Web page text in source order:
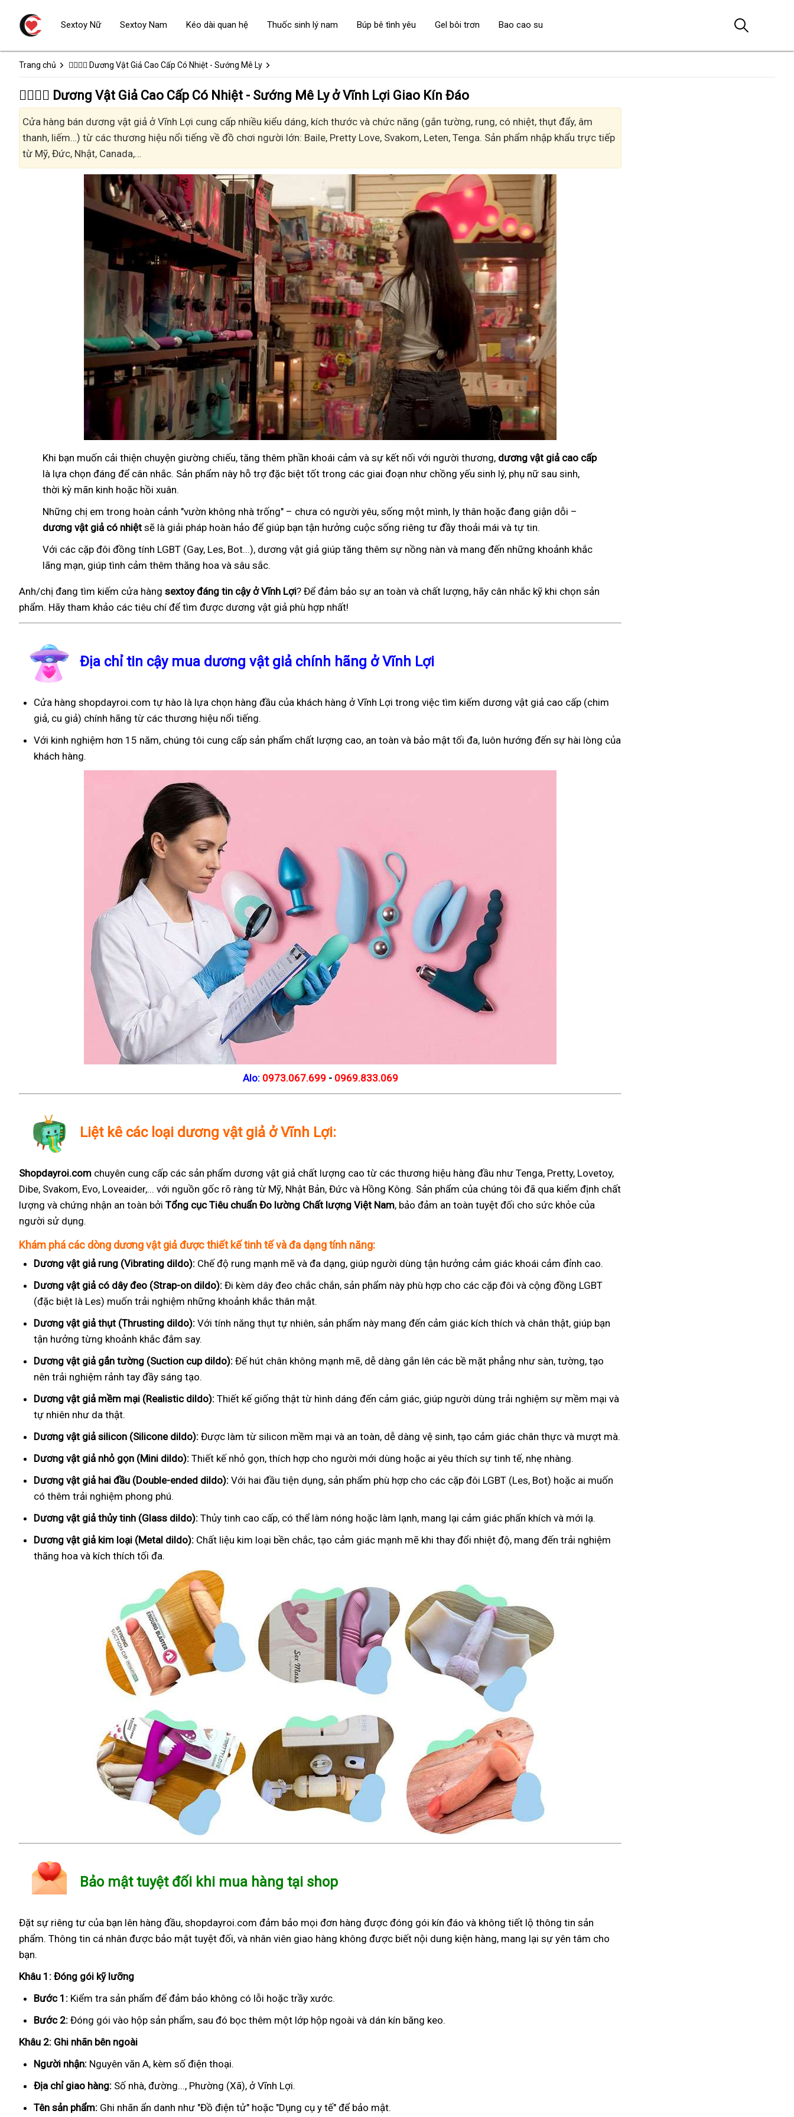
Trang chủ 👩‍❤️‍💋‍👨 Dương Vật Giả Cao Cấp Có Nhiệt - Sướng Mê Ly
👩‍❤️‍💋‍👨 Dương Vật Giả Cao Cấp Có Nhiệt - Sướng Mê Ly ở Vĩnh Lợi Giao Kín Đáo
Cửa hàng bán dương vật giả ở Vĩnh Lợi cung cấp nhiều kiểu dáng, kích thước và chức năng (gắn tường, rung, có nhiệt, thụt đẩy, âm
thanh, liếm…) từ các thương hiệu nổi tiếng về đồ chơi người lớn: Baile, Pretty Love, Svakom, Leten, Tenga. Sản phẩm nhập khẩu trực tiếp
từ Mỹ, Đức, Nhật, Canada,…
Khi bạn muốn cải thiện chuyện giường chiếu, tăng thêm phần khoái cảm và sự kết nối với người thương, dương vật giả cao cấp
là lựa chọn đáng để cân nhắc. Sản phẩm này hỗ trợ đặc biệt tốt trong các giai đoạn như chồng yếu sinh lý, phụ nữ sau sinh,
thời kỳ mãn kinh hoặc hồi xuân.
Những chị em trong hoàn cảnh "vườn không nhà trống" – chưa có người yêu, sống một mình, ly thân hoặc đang giận dỗi –
dương vật giả có nhiệt sẽ là giải pháp hoàn hảo để giúp bạn tận hưởng cuộc sống riêng tư đầy thoải mái và tự tin.
Với các cặp đôi đồng tính LGBT (Gay, Les, Bot...), dương vật giả giúp tăng thêm sự nồng nàn và mang đến những khoảnh khắc
lãng mạn, giúp tình cảm thêm thăng hoa và sâu sắc.
Anh/chị đang tìm kiếm cửa hàng sextoy đáng tin cậy ở Vĩnh Lợi? Để đảm bảo sự an toàn và chất lượng, hãy cân nhắc kỹ khi chọn sản
phẩm. Hãy tham khảo các tiêu chí để tìm được dương vật giả phù hợp nhất!
Địa chỉ tin cậy mua dương vật giả chính hãng ở Vĩnh Lợi
Cửa hàng shopdayroi.com tự hào là lựa chọn hàng đầu của khách hàng ở Vĩnh Lợi trong việc tìm kiếm dương vật giả cao cấp (chim
giả, cu giả) chính hãng từ các thương hiệu nổi tiếng.
Với kinh nghiệm hơn 15 năm, chúng tôi cung cấp sản phẩm chất lượng cao, an toàn và bảo mật tối đa, luôn hướng đến sự hài lòng của
khách hàng.
Alo: 0973.067.699 - 0969.833.069
Liệt kê các loại dương vật giả ở Vĩnh Lợi:
Shopdayroi.com chuyên cung cấp các sản phẩm dương vật giả chất lượng cao từ các thương hiệu hàng đầu như Tenga, Pretty, Lovetoy,
Dibe, Svakom, Evo, Loveaider,... với nguồn gốc rõ ràng từ Mỹ, Nhật Bản, Đức và Hồng Kông. Sản phẩm của chúng tôi đã qua kiểm định chất
lượng và chứng nhận an toàn bởi Tổng cục Tiêu chuẩn Đo lường Chất lượng Việt Nam, bảo đảm an toàn tuyệt đối cho sức khỏe của
người sử dụng.
Khám phá các dòng dương vật giả được thiết kế tinh tế và đa dạng tính năng:
Dương vật giả rung (Vibrating dildo): Chế độ rung mạnh mẽ và đa dạng, giúp người dùng tận hưởng cảm giác khoái cảm đỉnh cao.
Dương vật giả có dây đeo (Strap-on dildo): Đi kèm dây đeo chắc chắn, sản phẩm này phù hợp cho các cặp đôi và cộng đồng LGBT
(đặc biệt là Les) muốn trải nghiệm những khoảnh khắc thân mật.
Dương vật giả thụt (Thrusting dildo): Với tính năng thụt tự nhiên, sản phẩm này mang đến cảm giác kích thích và chân thật, giúp bạn
tận hưởng từng khoảnh khắc đắm say.
Dương vật giả gắn tường (Suction cup dildo): Đế hút chân không mạnh mẽ, dễ dàng gắn lên các bề mặt phẳng như sàn, tường, tạo
nên trải nghiệm rảnh tay đầy sáng tạo.
Dương vật giả mềm mại (Realistic dildo): Thiết kế giống thật từ hình dáng đến cảm giác, giúp người dùng trải nghiệm sự mềm mại và
tự nhiên như da thật.
Dương vật giả silicon (Silicone dildo): Được làm từ silicon mềm mại và an toàn, dễ dàng vệ sinh, tạo cảm giác chân thực và mượt mà.
Dương vật giả nhỏ gọn (Mini dildo): Thiết kế nhỏ gọn, thích hợp cho người mới dùng hoặc ai yêu thích sự tinh tế, nhẹ nhàng.
Dương vật giả hai đầu (Double-ended dildo): Với hai đầu tiện dụng, sản phẩm phù hợp cho các cặp đôi LGBT (Les, Bot) hoặc ai muốn
có thêm trải nghiệm phong phú.
Dương vật giả thủy tinh (Glass dildo): Thủy tinh cao cấp, có thể làm nóng hoặc làm lạnh, mang lại cảm giác phấn khích và mới lạ.
Dương vật giả kim loại (Metal dildo): Chất liệu kim loại bền chắc, tạo cảm giác mạnh mẽ khi thay đổi nhiệt độ, mang đến trải nghiệm
thăng hoa và kích thích tối đa.
Bảo mật tuyệt đối khi mua hàng tại shop
Đặt sự riêng tư của bạn lên hàng đầu, shopdayroi.com đảm bảo mọi đơn hàng được đóng gói kín đáo và không tiết lộ thông tin sản
phẩm. Thông tin cá nhân được bảo mật tuyệt đối, và nhân viên giao hàng không được biết nội dung kiện hàng, mang lại sự yên tâm cho
bạn.
Khâu 1: Đóng gói kỹ lưỡng
Bước 1: Kiểm tra sản phẩm để đảm bảo không có lỗi hoặc trầy xước.
Bước 2: Đóng gói vào hộp sản phẩm, sau đó bọc thêm một lớp hộp ngoài và dán kín băng keo.
Khâu 2: Ghi nhãn bên ngoài
Người nhận: Nguyên văn A, kèm số điện thoại.
Địa chỉ giao hàng: Số nhà, đường..., Phường (Xã), ở Vĩnh Lợi.
Tên sản phẩm: Ghi nhãn ẩn danh như "Đồ điện tử" hoặc "Dụng cụ y tế" để bảo mật.
Sextoy Nữ Sextoy Nam Kéo dài quan hệ Thuốc sinh lý nam Búp bê tình yêu Gel bôi trơn Bao cao su